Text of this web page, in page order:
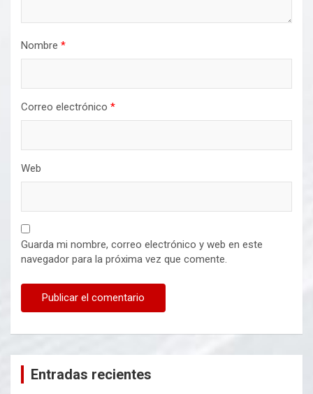
Nombre *
Correo electrónico *
Web
Guarda mi nombre, correo electrónico y web en este
navegador para la próxima vez que comente.
Entradas recientes